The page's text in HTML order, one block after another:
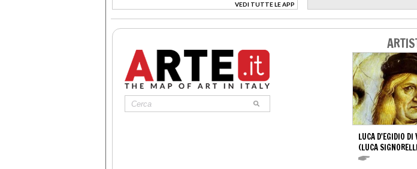
VEDI TUTTE LE APP
>
LUCA D'EGIDIO DI
(LUCA